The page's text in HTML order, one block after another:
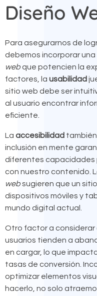
Diseño
Para asegurarnos de
debemos incorporar una
webque potencien la
factores, la usabilidad
sitio web debe ser
al usuario encontrar
eficiente.
La accesibilidad
inclusión en mente
diferentes
con nuestro contenido.
websugieren que un
dispositivos móviles y
mundo digital actual.
Otro factor a considerar
usuarios tienden a
en cargar, lo que
tasas de conversión.
optimizar elementos
hacerlo, no solo